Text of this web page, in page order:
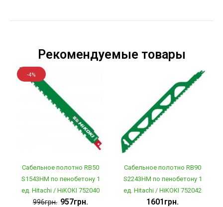
Рекомендуемые товары
-4%
Сабельное полотно RB50
S1543HM по пенобетону 1
ед. Hitachi / HiKOKI 752040
996грн. 957грн.
Сабельное полотно RB90
S2243HM по пенобетону 1
ед. Hitachi / HiKOKI 752042
1601грн.